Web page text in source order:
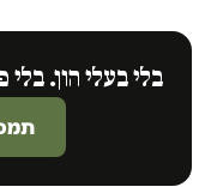
בלי בעלי הון.